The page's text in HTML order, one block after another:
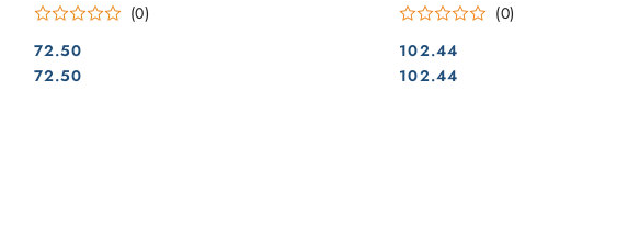
(0)
Cena:
72.50
Cena:
72.50
(0)
Cena:
102.44
Cena:
102.44